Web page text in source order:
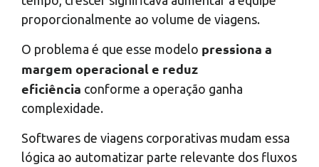
proporcionalmente ao volume de viagens.
O problema é que esse modelo pressiona a
margem operacional e reduz
eficiência conforme a operação ganha
complexidade.
Softwares de viagens corporativas mudam essa
lógica ao automatizar parte relevante dos fluxos